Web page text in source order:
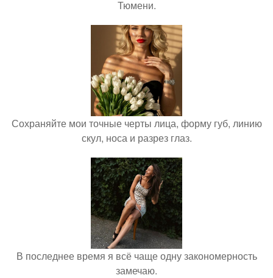
Тюмени.
Сохраняйте мои точные черты лица, форму губ, линию
скул, носа и разрез глаз.
В последнее время я всё чаще одну закономерность
замечаю.